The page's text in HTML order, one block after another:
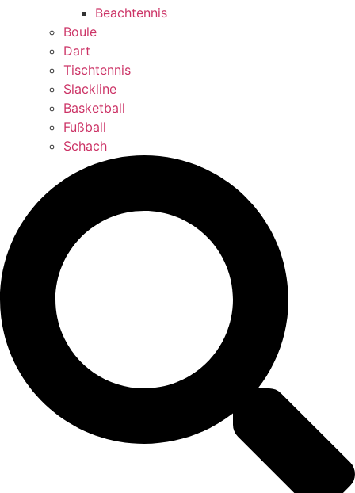
Beachtennis
Boule
Dart
Tischtennis
Slackline
Basketball
Fußball
Schach